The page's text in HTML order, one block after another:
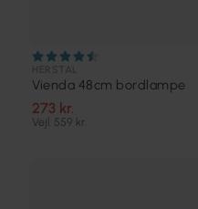
Vienda 48cm bordlampe
273 kr.
Vejl. 559 kr.